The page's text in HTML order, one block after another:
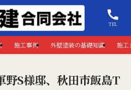
TEL
施工事例 外壁塗装の基礎知識 施工
野S様邸、秋田市飯島T